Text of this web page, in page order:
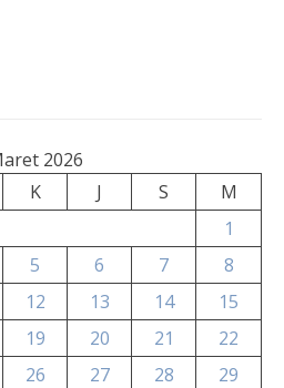
2026
K J S
M
1
5 6 7
8
12 13 14
15
19 20 21
22
26 27 28
29